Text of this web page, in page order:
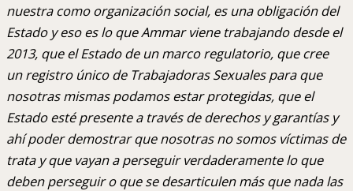
nuestra como organización social, es una obligación del
Estado y eso es lo que Ammar viene trabajando desde el
2013, que el Estado de un marco regulatorio, que cree
un registro único de Trabajadoras Sexuales para que
nosotras mismas podamos estar protegidas, que el
Estado esté presente a través de derechos y garantías y
ahí poder demostrar que nosotras no somos víctimas de
trata y que vayan a perseguir verdaderamente lo que
deben perseguir o que se desarticulen más que nada las